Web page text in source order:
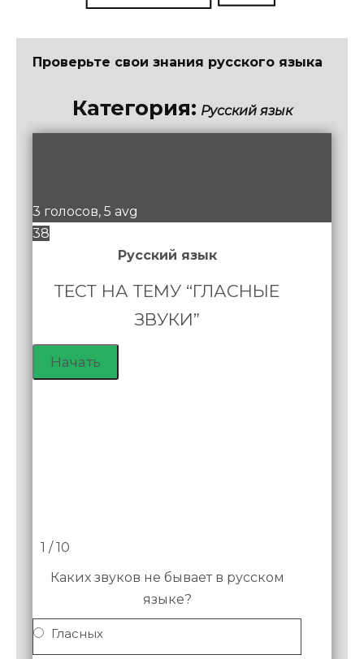
Проверьте свои знания русского языка
Категория: Русский язык
3 голосов, 5 avg
38
Русский язык
ТЕСТ НА ТЕМУ “ГЛАСНЫЕ
ЗВУКИ”
1 / 10
Каких звуков не бывает в русском
языке?
Гласных